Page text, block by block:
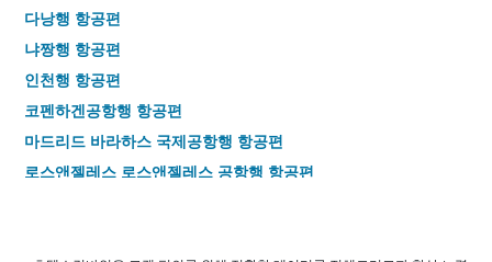
다낭행 항공편
냐짱행 항공편
인천행 항공편
코펜하겐공항행 항공편
마드리드 바라하스 국제공항행 항공편
로스앤젤레스 로스앤젤레스 공항행 항공편